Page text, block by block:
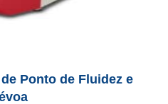
Ponto de Fluidez e